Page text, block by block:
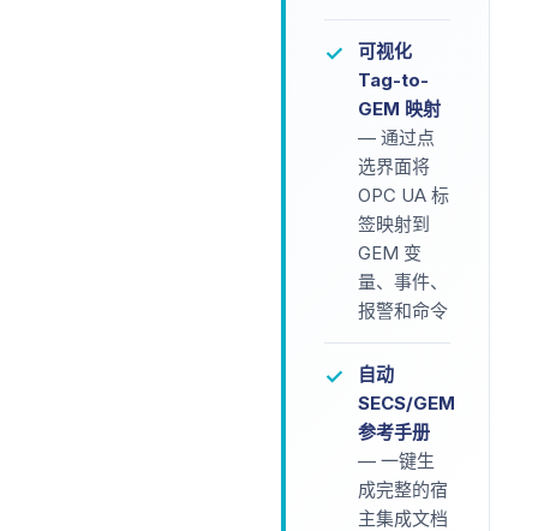
✓
可视化
Tag-to-
GEM 映射
— 通过点
选界面将
OPC UA 标
签映射到
GEM 变
量、事件、
报警和命令
✓
自动
SECS/GEM
参考手册
— 一键生
成完整的宿
主集成文档